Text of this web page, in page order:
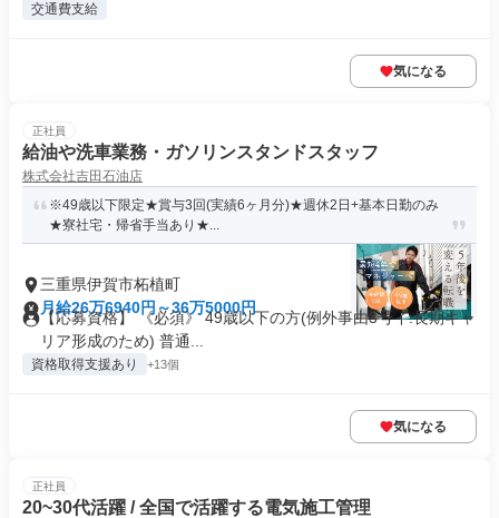
交通費支給
気になる
正社員
給油や洗車業務・ガソリンスタンドスタッフ
株式会社吉田石油店
※49歳以下限定★賞与3回(実績6ヶ月分)★週休2日+基本日勤のみ
★寮社宅・帰省手当あり★...
三重県伊賀市柘植町
月給26万6940円～36万5000円
【応募資格】 《必須》 49歳以下の方(例外事由3号イ:長期キャ
リア形成のため) 普通...
資格取得支援あり +13個
気になる
正社員
20~30代活躍 / 全国で活躍する電気施工管理